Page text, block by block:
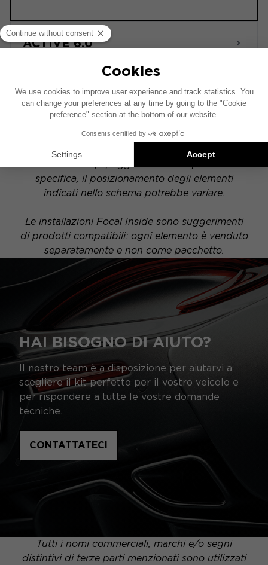
ACTIVE 6.0
POWERED
Questo schema di installazione si basa su un
veicolo dotato di un impianto audio di serie. Se il
tuo veicolo è equipaggiato con un'opzione hi-fi
specifica, il posizionamento degli elementi
indicati nello schema potrebbe variare.
Le installazioni Focal Inside sono suggerimenti
di prodotti compatibili: ogni elemento è venduto
separatamente e non come pacchetto.
HAI BISOGNO DI AIUTO?
Il nostro team è a disposizione per aiutarvi a
scegliere il kit perfetto per il vostro veicolo e
per rispondere a tutte le vostre domande
tecniche.
CONTATTATECI
Tutti i nomi commerciali, marchi e/o segni
distintivi di terze parti menzionati sono utilizzati